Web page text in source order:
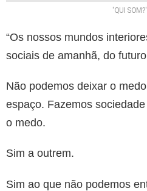
'QUI
“Os nossos mundos
sociais de amanhã, do
Não podemos deixar o
espaço. Fazemos
o medo.
Sim a outrem.
Sim ao que não podemos